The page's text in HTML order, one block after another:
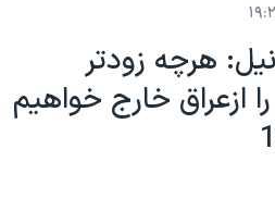
هرچه زودتر
ازعراق خارج خواهيم